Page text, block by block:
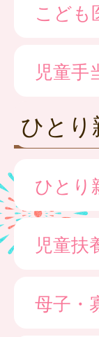
こども
児童手
ひとり
ひとり
児童扶
母子・